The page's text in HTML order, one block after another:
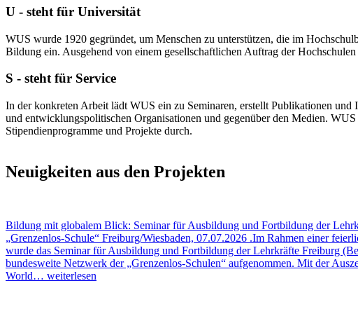
U - steht für Universität
WUS wurde 1920 gegründet, um Menschen zu unterstützen, die im
Bildung ein. Ausgehend von einem gesellschaftlichen Auftrag der
S - steht für Service
In der konkreten Arbeit lädt WUS ein zu Seminaren, erstellt Publikationen
und entwicklungspolitischen Organisationen und gegenüber den Medien.
Stipendienprogramme und Projekte durch.
Neuigkeiten aus den Projekten
Bildung mit globalem Blick: Seminar für Ausbildung und Fortbildung der
„Grenzenlos-Schule“ Freiburg/Wiesbaden, 07.07.2026 .Im Rahmen einer
wurde das Seminar für Ausbildung und Fortbildung der Lehrkräfte Freiburg
bundesweite Netzwerk der „Grenzenlos-Schulen“ aufgenommen. Mit der
World… weiterlesen